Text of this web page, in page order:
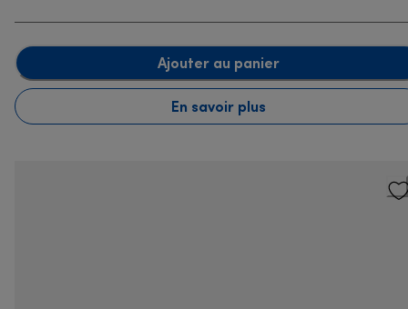
Ajouter au panier
En savoir plus